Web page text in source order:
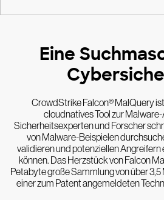
Eine
CrowdStrike Falcon® MalQuery
cloudnatives Tool zur
Sicherheitsexperten und Forscher
von Malware-Beispielen
validieren und potenziellen Angreifern
können. Das Herzstück von Falcon
Petabyte große Sammlung von über
einer zum Patent angemeldeten